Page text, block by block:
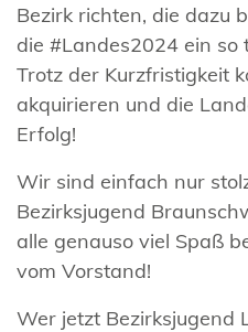
Bezirk richten, die dazu
die #Landes2024 ein so
Trotz der Kurzfristigkeit
akquirieren und die
Erfolg!
Wir sind einfach nur
Bezirksjugend
alle genauso viel Spaß
vom Vorstand!
Wer jetzt Bezirksjugend